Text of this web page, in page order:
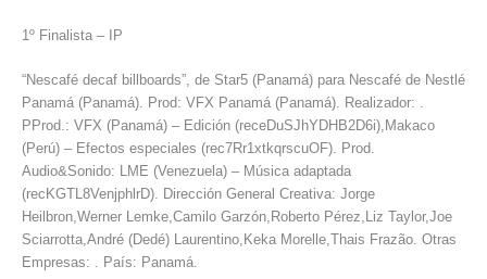
1º Finalista – IP
“Nescafé decaf billboards”, de Star5 (Panamá) para Nescafé de Nestlé
Panamá (Panamá). Prod: VFX Panamá (Panamá). Realizador: .
PProd.: VFX (Panamá) – Edición (receDuSJhYDHB2D6i),Makaco
(Perú) – Efectos especiales (rec7Rr1xtkqrscuOF). Prod.
Audio&Sonido: LME (Venezuela) – Música adaptada
(recKGTL8VenjphlrD). Dirección General Creativa: Jorge
Heilbron,Werner Lemke,Camilo Garzón,Roberto Pérez,Liz Taylor,Joe
Sciarrotta,André (Dedé) Laurentino,Keka Morelle,Thais Frazão. Otras
Empresas: . País: Panamá.